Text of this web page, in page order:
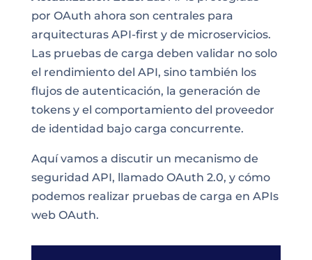
por OAuth ahora son centrales para
arquitecturas API-first y de microservicios.
Las pruebas de carga deben validar no solo
el rendimiento del API, sino también los
flujos de autenticación, la generación de
tokens y el comportamiento del proveedor
de identidad bajo carga concurrente.
Aquí vamos a discutir un mecanismo de
seguridad API, llamado OAuth 2.0, y cómo
podemos realizar pruebas de carga en APIs
web OAuth.